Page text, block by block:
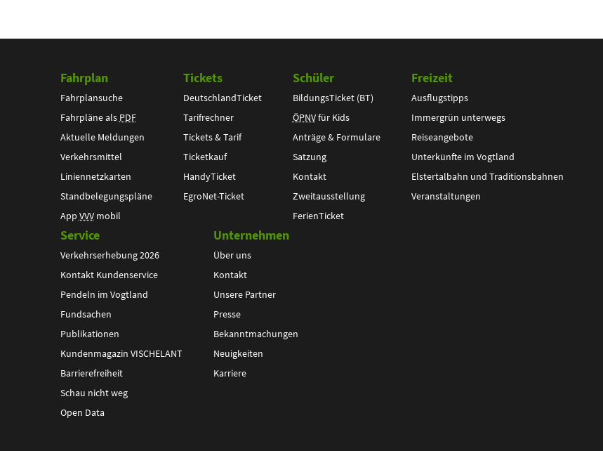
Fahrplan
Fahrplansuche
Fahrpläne als PDF
Aktuelle Meldungen
Verkehrsmittel
Liniennetzkarten
Standbelegungspläne
App VVVmobil
Tickets
DeutschlandTicket
Tarifrechner
Tickets & Tarif
Ticketkauf
HandyTicket
EgroNet-Ticket
Schüler
BildungsTicket (BT)
ÖPNVfür Kids
Anträge & Formulare
Satzung
Kontakt
Zweitausstellung
FerienTicket
Freizeit
Ausflugstipps
Immergrün unterwegs
Reiseangebote
Unterkünfte im Vogtland
Elstertalbahn und Traditionsbahnen
Veranstaltungen
Service
Verkehrserhebung 2026
Kontakt Kundenservice
Pendeln im Vogtland
Fundsachen
Publikationen
Kundenmagazin VISCHELANT
Barrierefreiheit
Schau nicht weg
Open Data
Unternehmen
Über uns
Kontakt
Unsere Partner
Presse
Bekanntmachungen
Neuigkeiten
Karriere